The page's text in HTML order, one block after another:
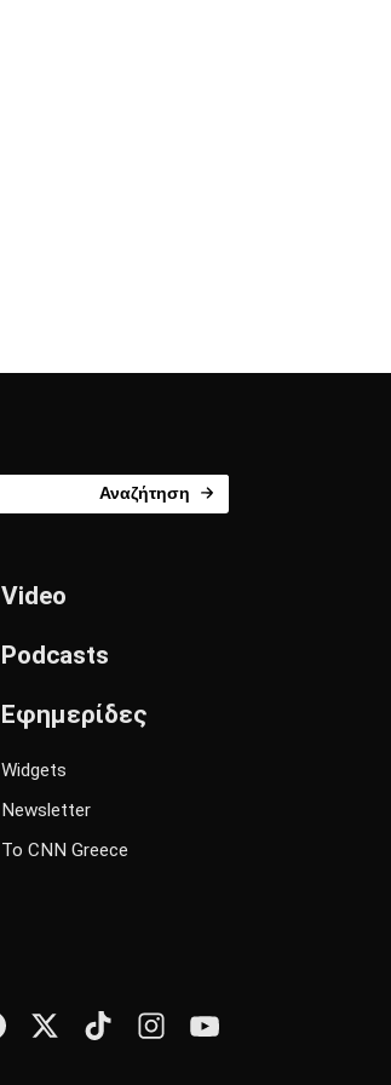
Αναζήτηση
Video
Podcasts
Εφημερίδες
Widgets
Newsletter
Το CNN Greece